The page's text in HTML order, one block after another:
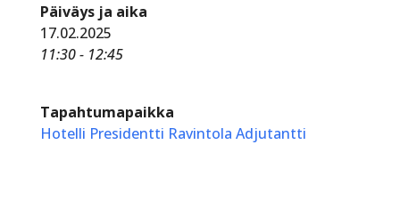
Päiväys ja aika
17.02.2025
11:30 - 12:45
Tapahtumapaikka
Hotelli Presidentti Ravintola Adjutantti